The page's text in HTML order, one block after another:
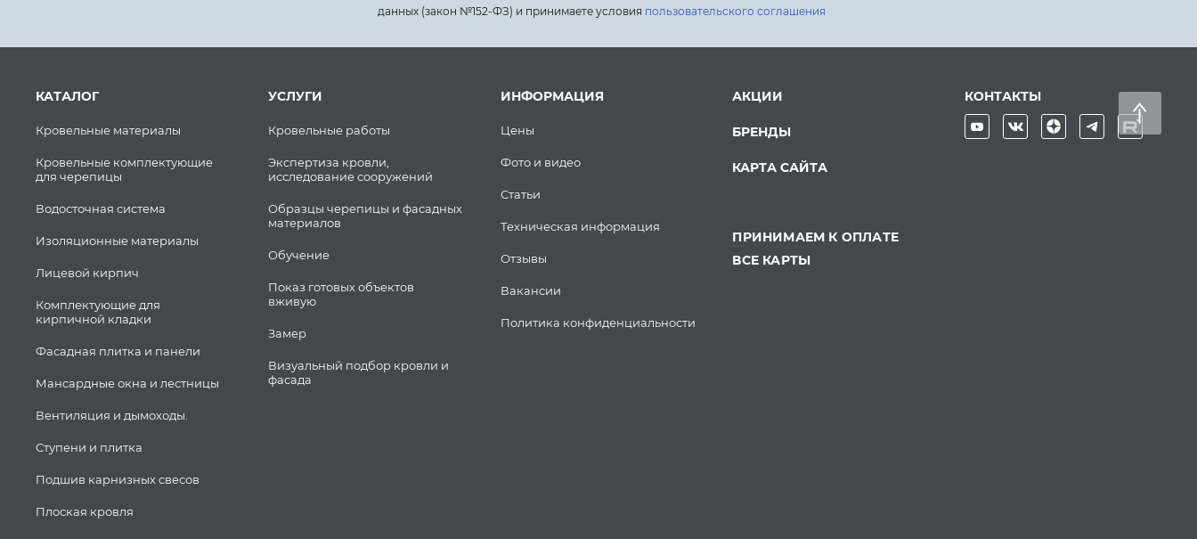
данных (закон №152-ФЗ) и принимаете условия пользовательского соглашения
КАТАЛОГ
Кровельные материалы
Кровельные комплектующие
для черепицы
Водосточная система
Изоляционные материалы
Лицевой кирпич
Комплектующие для
кирпичной кладки
Фасадная плитка и панели
Мансардные окна и лестницы
Вентиляция и дымоходы.
Ступени и плитка
Подшив карнизных свесов
Плоская кровля
УСЛУГИ
Кровельные работы
Экспертиза кровли,
исследование сооружений
Образцы черепицы и фасадных
материалов
Обучение
Показ готовых объектов
вживую
Замер
Визуальный подбор кровли и
фасада
ИНФОРМАЦИЯ
Цены
Фото и видео
Статьи
Техническая информация
Отзывы
Вакансии
Политика конфиденциальности
АКЦИИ
БРЕНДЫ
КАРТА САЙТА
ПРИНИМАЕМ К ОПЛАТЕ
ВСЕ КАРТЫ
КОНТАКТЫ